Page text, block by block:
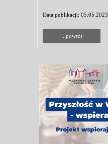
Data publikacji: 05.05.2023
...powrót